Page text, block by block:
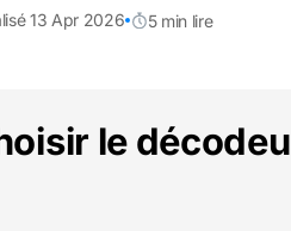
13 Apr 2026 5 min lire
le